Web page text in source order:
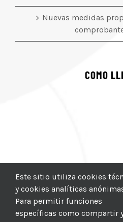
Nuevas medidas
COMO
Este sitio utiliza cookies
y cookies analíticas
Para permitir funciones
específicas como compartir